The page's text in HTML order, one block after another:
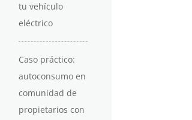
tu vehículo
eléctrico
Caso práctico:
autoconsumo en
comunidad de
propietarios con